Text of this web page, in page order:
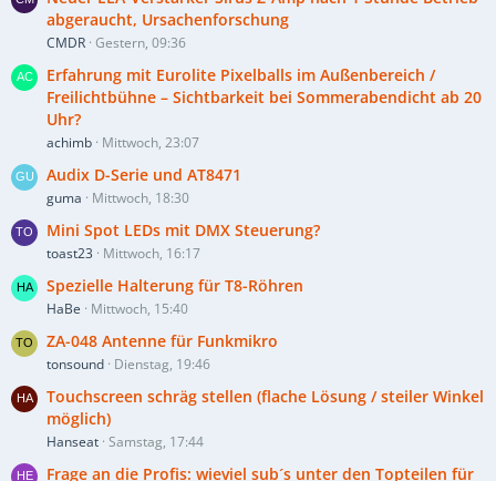
abgeraucht, Ursachenforschung
CMDR Gestern, 09:36
Erfahrung mit Eurolite Pixelballs im Außenbereich /
Freilichtbühne – Sichtbarkeit bei Sommerabendicht ab 20
Uhr?
achimb Mittwoch, 23:07
Audix D-Serie und AT8471
guma Mittwoch, 18:30
Mini Spot LEDs mit DMX Steuerung?
toast23 Mittwoch, 16:17
Spezielle Halterung für T8-Röhren
HaBe Mittwoch, 15:40
ZA-048 Antenne für Funkmikro
tonsound Dienstag, 19:46
Touchscreen schräg stellen (flache Lösung / steiler Winkel
möglich)
Hanseat Samstag, 17:44
Frage an die Profis: wieviel sub´s unter den Topteilen für